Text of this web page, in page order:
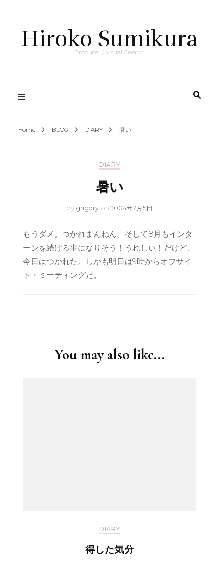
Hiroko Sumikura
Producer / Visual Creator
Home BLOG DIARY 暑い
DIARY
暑い
by grigory on 2004年7月5日
もうダメ。つかれまんねん。そして8月もインタ
ーンを続ける事になりそう！うれしい！だけど、
今日はつかれた。しかも明日は9時からオフサイ
ト・ミーティングだ。
You may also like...
DIARY
得した気分